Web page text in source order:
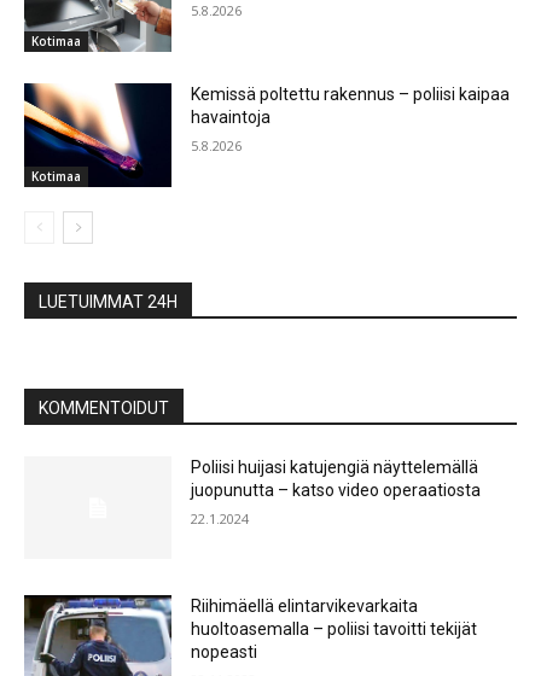
Kotimaa
5.8.2026
Kotimaa
Kemissä poltettu rakennus – poliisi kaipaa
havaintoja
5.8.2026
LUETUIMMAT 24H
KOMMENTOIDUT
Poliisi huijasi katujengiä näyttelemällä
juopunutta – katso video operaatiosta
22.1.2024
Riihimäellä elintarvikevarkaita
huoltoasemalla – poliisi tavoitti tekijät
nopeasti